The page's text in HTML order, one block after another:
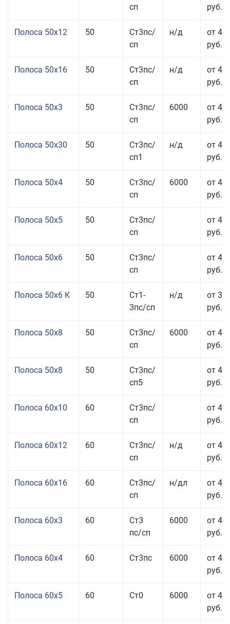
сп
руб.
Полоса 50x12 50
Ст3пс/
сп
н/д
от 44
руб.
Полоса 50x16 50
Ст3пс/
сп
н/д
от 49
руб.
Полоса 50x3 50
Ст3пс/
сп
6000
от 45
руб.
Полоса 50x30 50
Ст3пс/
сп1
н/д
от 44
руб.
Полоса 50x4 50
Ст3пс/
сп
6000
от 45
руб.
Полоса 50x5 50
Ст3пс/
сп
от 43
руб.
Полоса 50x6 50
Ст3пс/
сп
от 43
руб.
Полоса 50x6 К 50
Ст1-
3пс/сп
н/д
от 35
руб.
Полоса 50x8 50
Ст3пс/
сп
6000
от 43
руб.
Полоса 50x8 50
Ст3пс/
сп5
от 43
руб.
Полоса 60x10 60
Ст3пс/
сп
от 42
руб.
Полоса 60x12 60
Ст3пс/
сп
н/д
от 46
руб.
Полоса 60x16 60
Ст3пс/
сп
н/дл
от 48
руб.
Полоса 60x3 60
Ст3
пс/сп
6000
от 46
руб.
Полоса 60x4 60 Ст3пс 6000
от 45
руб.
Полоса 60x5 60 Ст0 6000
от 43
руб.